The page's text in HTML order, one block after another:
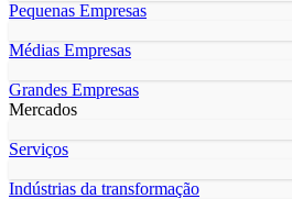
Pequenas Empresas
Médias Empresas
Grandes Empresas
Mercados
Serviços
Indústrias da transformação